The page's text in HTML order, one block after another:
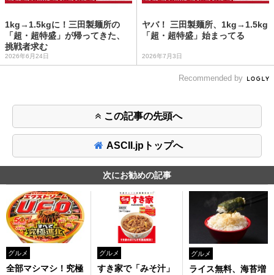
1kg→1.5kgに！三田製麺所の
「超・超特盛」が帰ってきた、
挑戦者求む
2026年6月24日
ヤバ！ 三田製麺所、1kg→1.5kg
「超・超特盛」始まってる
2026年7月3日
Recommended by
この記事の先頭へ
ASCII.jpトップへ
次にお勧めの記事
グルメ
全部マシマシ！究極
グルメ
すき家で「みそ汁」
グルメ
ライス無料、海苔増